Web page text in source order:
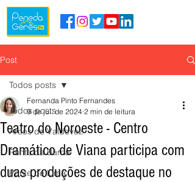
Post
Todos posts
Arcos de Valdevez
Ponte da Barca
Ponte de Lima
Todos posts
Teatro do Noroeste - Centro
Dramático de Viana participa com
duas produções de destaque no
Fernanda Pinto Fernandes
9 de jul. de 2024 2 min de leitura